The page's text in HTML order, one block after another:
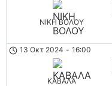
ΝΙΚΗ ΒΟΛΟΥ
13 Οκτ 2024 - 16:00
ΚΑΒΑΛΑ